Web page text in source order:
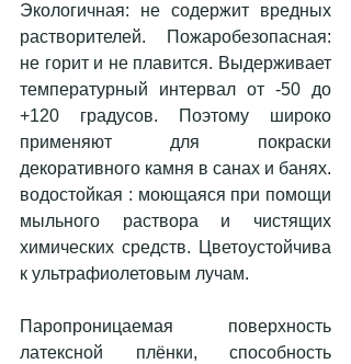
Экологичная: не содержит вредных
растворителей. Пожаробезопасная:
не горит и не плавится. Выдерживает
температурный интервал от -50 до
+120 градусов. Поэтому широко
применяют для покраски
декоративного камня в санах и банях.
водостойкая : моющаяся при помощи
мыльного раствора и чистящих
химических средств. Цветоустойчива
к ультрафиолетовым лучам.
Паропроницаемая поверхность
латексной плёнки, способность